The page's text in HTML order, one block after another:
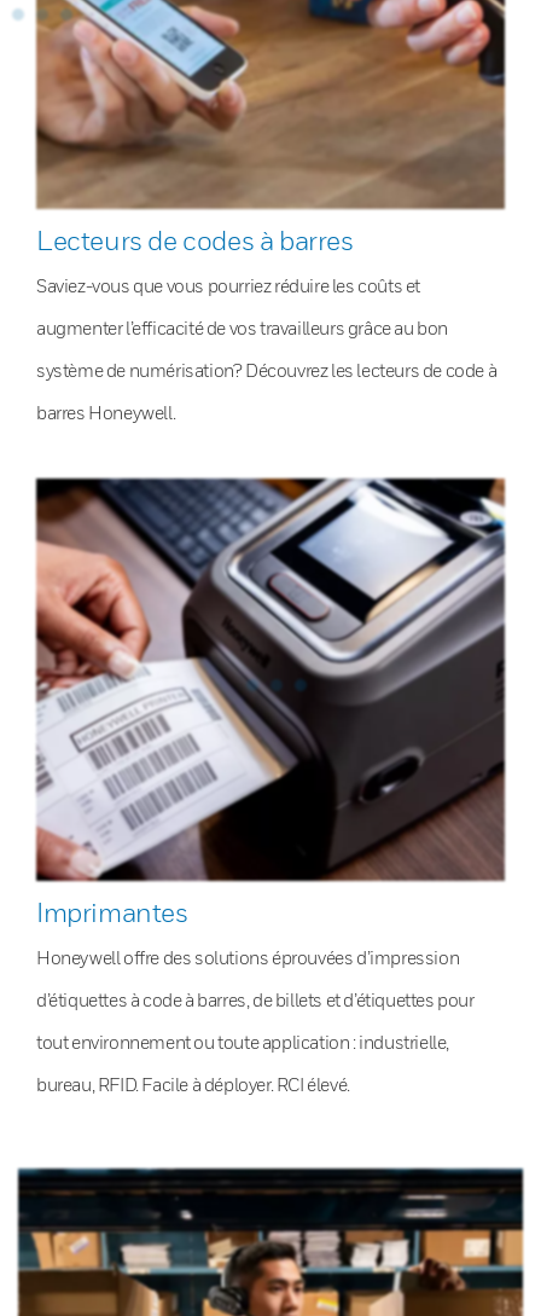
Lecteurs de codes à barres
Saviez-vous que vous pourriez réduire les coûts et
augmenter l’efficacité de vos travailleurs grâce au bon
système de numérisation? Découvrez les lecteurs de code à
barres Honeywell.
Imprimantes
Honeywell offre des solutions éprouvées d’impression
d’étiquettes à code à barres, de billets et d’étiquettes pour
tout environnement ou toute application : industrielle,
bureau, RFID. Facile à déployer. RCI élevé.